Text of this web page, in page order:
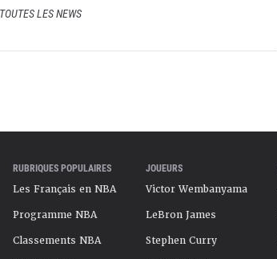
LES NEWS
RUBRIQUES POPULAIRES
Les Français en NBA
Programme NBA
Classements NBA
JOUEURS
Victor Wembanyama
LeBron James
Stephen Curry